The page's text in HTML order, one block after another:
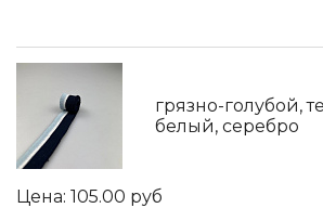
грязно-голубой,
белый, серебро
105.00 руб